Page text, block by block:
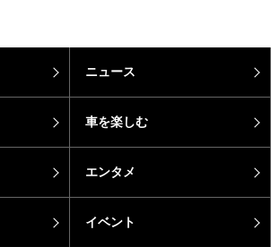
ニュース
車を楽しむ
エンタメ
イベント